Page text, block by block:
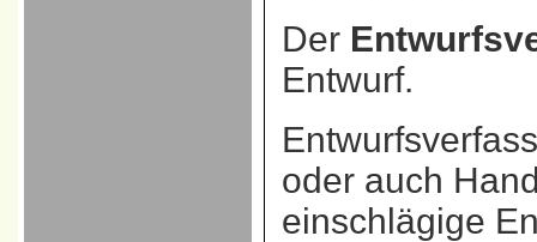
Der
Entwurf.
oder auch
einschlägige